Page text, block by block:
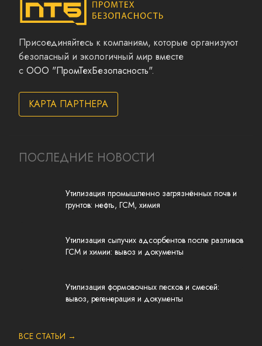
Присоединяйтесь к компаниям, которые организуют
безопасный и экологичный мир вместе
с ООО "ПромТехБезопасность".
КАРТА ПАРТНЕРА
ПОСЛЕДНИЕ НОВОСТИ
Утилизация промышленно загрязнённых почв и
грунтов: нефть, ГСМ, химия
Утилизация сыпучих адсорбентов после разливов
ГСМ и химии: вывоз и документы
Утилизация формовочных песков и смесей:
вывоз, регенерация и документы
ВСЕ СТАТЬИ →